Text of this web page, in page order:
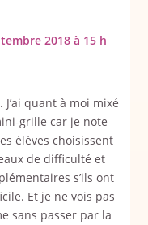
2018 à 15 h
quant à moi mixé
grille car je note
élèves choisissent
de difficulté et
s’ils ont
Et je ne vois pas
sans passer par la